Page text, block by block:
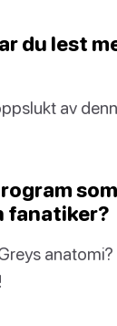
du lest
av
fanatiker?
anatomi?